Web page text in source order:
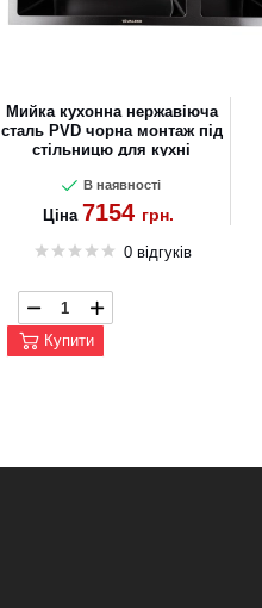
Мийка кухонна нержавіюча
сталь PVD чорна монтаж під
стільницю для кухні
3.0/0.8
В наявності
Ціна 7154 грн.
0 відгуків
Купити